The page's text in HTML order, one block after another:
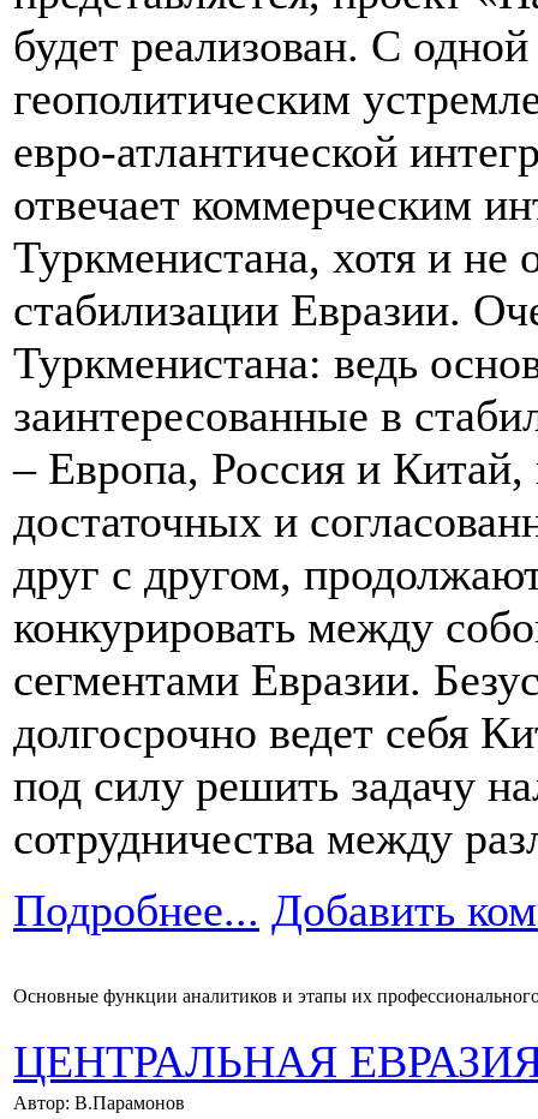
будет реализован. С
геополитическим
евро-атлантической
отвечает коммерческим
Туркменистана, хотя и не
стабилизации Евразии.
Туркменистана: ведь
заинтересованные в
– Европа, Россия и
достаточных и
друг с другом,
конкурировать между
сегментами Евразии.
долгосрочно ведет себя
под силу решить задачу
сотрудничества между
Подробнее... Добавить
Основные функции аналитиков и этапы их
ЦЕНТРАЛЬНАЯ
Автор: В.Парамонов